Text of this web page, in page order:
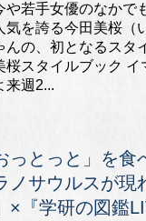
や若手女優のなかで
気を誇る今田美桜
んの、初となるスタ
桜スタイルブック イ
来週2...
っとっと」を食
ノサウルスが現
×『学研の図鑑